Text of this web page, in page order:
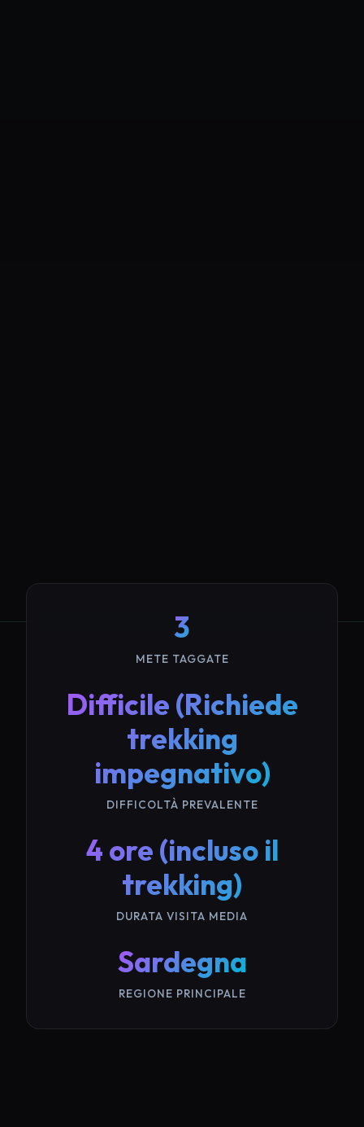
3
METE TAGGATE
Difficile (Richiede
trekking
impegnativo)
DIFFICOLTÀ PREVALENTE
4 ore (incluso il
trekking)
DURATA VISITA MEDIA
Sardegna
REGIONE PRINCIPALE